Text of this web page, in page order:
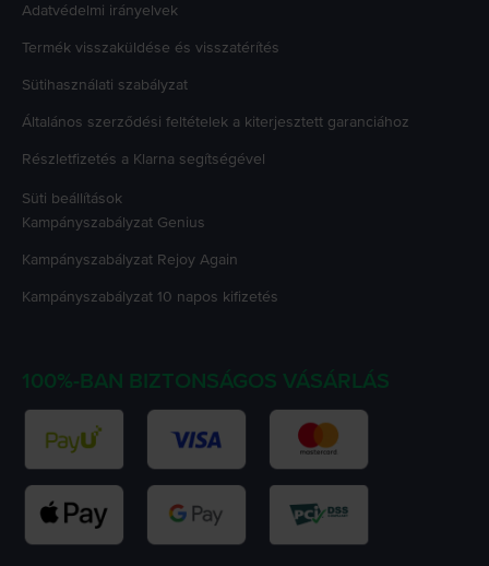
Adatvédelmi irányelvek
Termék visszaküldése és visszatérítés
Sütihasználati szabályzat
Általános szerződési feltételek a kiterjesztett garanciához
Részletfizetés a Klarna segítségével
Süti beállítások
Kampányszabályzat Genius
Kampányszabályzat Rejoy Again
Kampányszabályzat 10 napos kifizetés
100%-BAN BIZTONSÁGOS VÁSÁRLÁS